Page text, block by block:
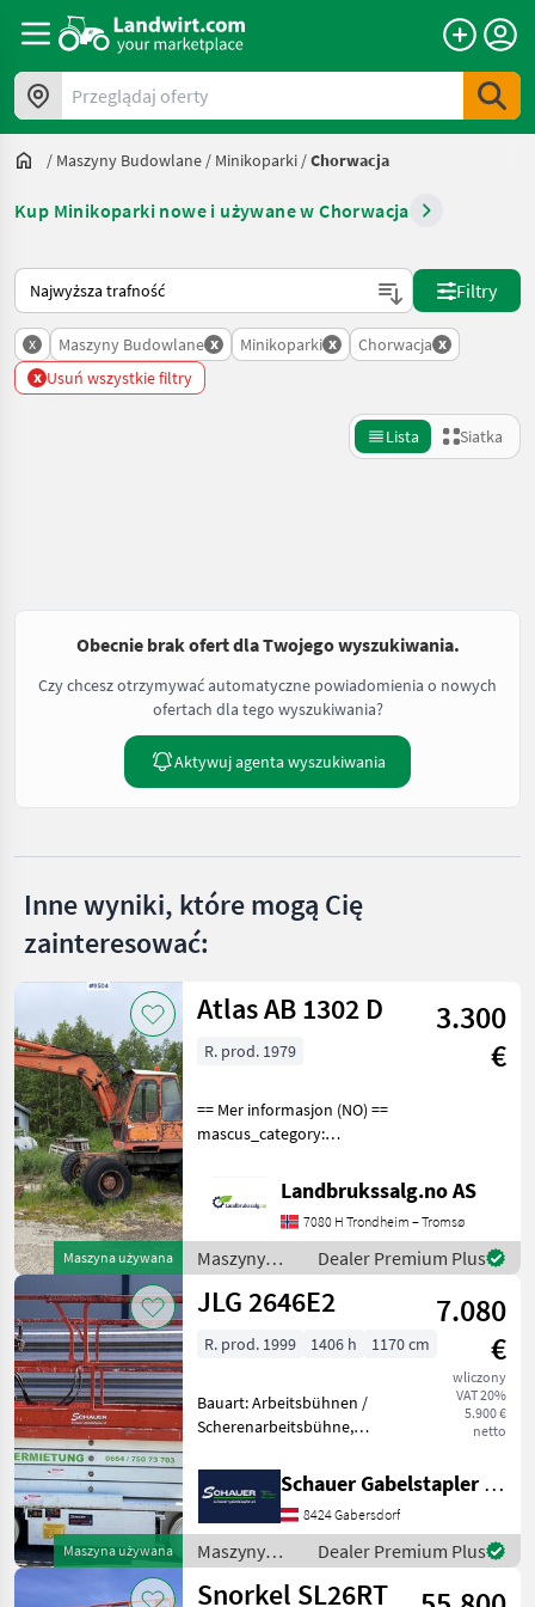
Przeglądaj oferty
/ Maszyny Budowlane / Minikoparki /Chorwacja
Kup Minikoparki nowe i używane w Chorwacja
Tak sortuje się na Landwirt.com
Filtry
x Maszyny Budowlane x Minikoparki x Chorwacja x
x Usuń wszystkie filtry
Lista Siatka
Obecnie brak ofert dla Twojego wyszukiwania.
Czy chcesz otrzymywać automatyczne powiadomienia o nowych
ofertach dla tego wyszukiwania?
Aktywuj agenta wyszukiwania
Inne wyniki, które mogą Cię
zainteresować:
Maszyna używana
Atlas AB 1302 D
3.300
€
R. prod. 1979
== Mer informasjon (NO) ==
mascus_category:
reference number upon
request: 9504 See
en.landbrukssalg.no/9504
for more images Specificati
Landbrukssalg.no AS
7080 H Trondheim – Tromsø
Maszyny
budowlane /
Atlas
Dealer Premium Plus
Maszyna używana
JLG 2646E2
7.080
€
wliczony
VAT 20%
5.900 €
netto
R. prod. 1999 1406 h 1170 cm
Bauart: Arbeitsbühnen /
Scherenarbeitsbühne,
7920mm, Batterie: Trojan
PzS 6V 225Ah Zustand: 60 -
80%, Bereifung vorne:
Vollgummi Einfach 8
Schauer Gabelstapler GmbH
8424 Gabersdorf
Maszyny
budowlane /
JLG
Dealer Premium Plus
Snorkel SL26RT